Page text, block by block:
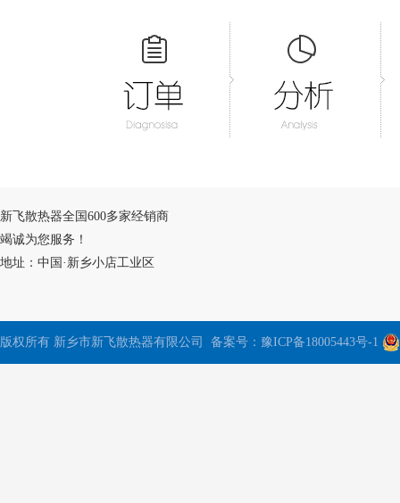
新飞散热器全国600多家经销商
竭诚为您服务！
地址：中国·新乡小店工业区
版权所有 新乡市新飞散热器有限公司 备案号： 豫ICP备18005443号-1